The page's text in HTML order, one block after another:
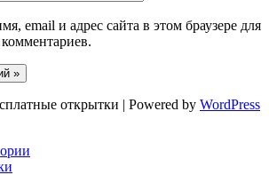
email и адрес сайта в этом браузере для
открытки | Powered by WordPress